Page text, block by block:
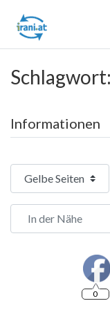
Informationen
Suchtyp auswählen
In der Nähe
0